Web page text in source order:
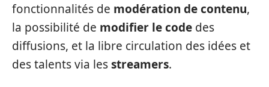
fonctionnalités de modération de contenu,
la possibilité de modifier le code des
diffusions, et la libre circulation des idées et
des talents via lesstreamers.